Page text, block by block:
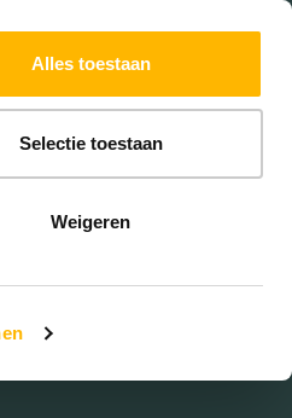
Alles toestaan
Selectie toestaan
Weigeren
DIENSTEN